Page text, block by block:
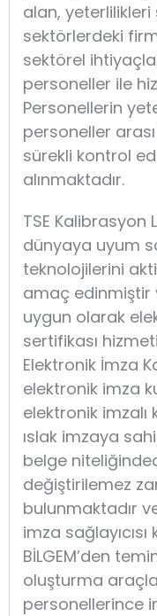
alan, yeterlilikleri
sektörlerdeki
sektörel
personeller ile
Personellerin
personeller
sürekli kontrol
alınmaktadır.
TSE Kalibrasyon
dünyaya uyum
teknolojilerini
amaç edinmiştir
uygun olarak
sertifikası
Elektronik İmza
elektronik imza
elektronik imzalı
ıslak imzaya
belge
değiştirilemez
bulunmaktadır
imza
BİLGEM’den
oluşturma
personellerince